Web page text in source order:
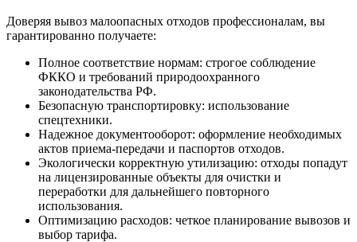
Доверяя вывоз малоопасных отходов профессионалам, вы
гарантированно получаете:
Полное соответствие нормам: строгое соблюдение
ФККО и требований природоохранного
законодательства РФ.
Безопасную транспортировку: использование
спецтехники.
Надежное документооборот: оформление необходимых
актов приема-передачи и паспортов отходов.
Экологически корректную утилизацию: отходы попадут
на лицензированные объекты для очистки и
переработки для дальнейшего повторного
использования.
Оптимизацию расходов: четкое планирование вывозов и
выбор тарифа.